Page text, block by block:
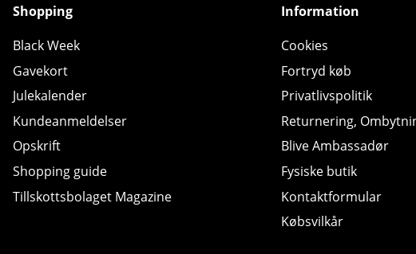
Shopping
Black Week
Gavekort
Julekalender
Kundeanmeldelser
Opskrift
Shopping guide
Tillskottsbolaget Magazine
Information
Cookies
Fortryd køb
Privatlivspolitik
Returnering,
Blive Ambassadør
Fysiske butik
Kontaktformular
Købsvilkår